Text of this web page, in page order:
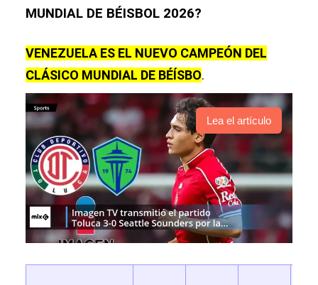
MUNDIAL DE BÉISBOL 2026?
VENEZUELA ES EL NUEVO CAMPEÓN DEL
CLÁSICO MUNDIAL DE BÉÍSBO.
Lea el artículo